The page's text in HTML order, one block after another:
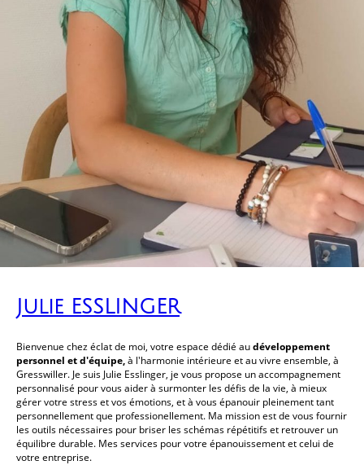
Julie ESSLINGER
Bienvenue chez éclat de moi, votre espace dédié audéveloppement
personnel et d'équipe,à l'harmonie intérieure et au vivre ensemble, à
Gresswiller. Je suis Julie Esslinger, je vous propose un accompagnement
personnalisé pour vous aider à surmonter les défis de la vie, à mieux
gérer votre stress et vos émotions, et à vous épanouir pleinement tant
personnellement que professionellement. Ma mission est de vous fournir
les outils nécessaires pour briser les schémas répétitifs et retrouver un
équilibre durable. Mes services pour votre épanouissement et celui de
votre entreprise.